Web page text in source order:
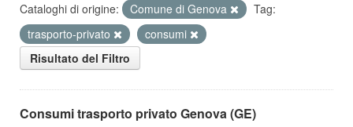
Cataloghi di origine:
Comune di Genova
Tag:
trasporto-privato
consumi
Risultato del Filtro
Consumi trasporto privato Genova (GE)